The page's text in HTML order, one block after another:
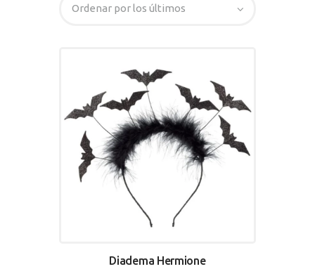
Diadema Hermione